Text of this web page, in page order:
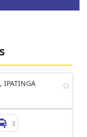
IPATINGA
3